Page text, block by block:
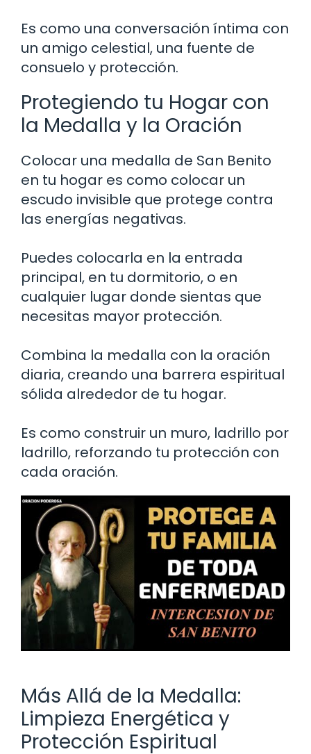
Es como una conversación íntima con
un amigo celestial, una fuente de
consuelo y protección.
Protegiendo tu Hogar con
la Medalla y la Oración
Colocar una medalla de San Benito
en tu hogar es como colocar un
escudo invisible que protege contra
las energías negativas.
Puedes colocarla en la entrada
principal, en tu dormitorio, o en
cualquier lugar donde sientas que
necesitas mayor protección.
Combina la medalla con la oración
diaria, creando una barrera espiritual
sólida alrededor de tu hogar.
Es como construir un muro, ladrillo por
ladrillo, reforzando tu protección con
cada oración.
Más Allá de la Medalla:
Limpieza Energética y
Protección Espiritual